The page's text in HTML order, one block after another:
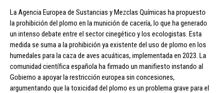
La Agencia Europea de Sustancias y Mezclas Químicas ha propuesto
la prohibición del plomo en la munición de cacería, lo que ha generado
un intenso debate entre el sector cinegético y los ecologistas. Esta
medida se suma a la prohibición ya existente del uso de plomo en los
humedales para la caza de aves acuáticas, implementada en 2023. La
comunidad científica española ha firmado un manifiesto instando al
Gobierno a apoyar la restricción europea sin concesiones,
argumentando que la toxicidad del plomo es un problema grave para el